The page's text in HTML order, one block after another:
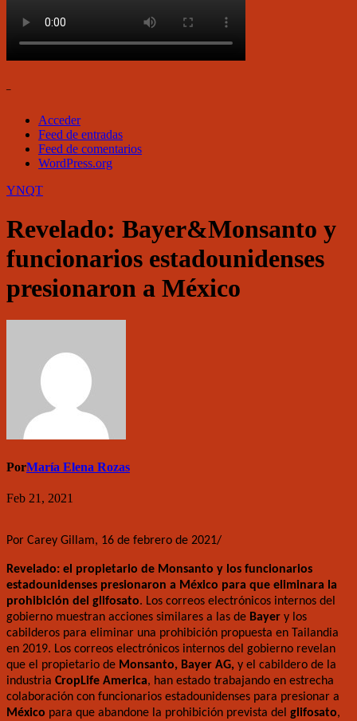
–
Acceder
Feed de entradas
Feed de comentarios
WordPress.org
YNQT
Revelado: Bayer&Monsanto y
funcionarios estadounidenses
presionaron a México
PorMaría Elena Rozas
Feb 21, 2021
Por Carey Gillam, 16 de febrero de 2021/
Revelado: el propietario de Monsanto y los funcionarios
estadounidenses presionaron a México para que eliminara la
prohibición del glifosato. Los correos electrónicos internos del
gobierno muestran acciones similares a las de Bayer y los
cabilderos para eliminar una prohibición propuesta en Tailandia
en 2019. Los correos electrónicos internos del gobierno revelan
que el propietario de Monsanto, Bayer AG, y el cabildero de la
industria CropLife America, han estado trabajando en estrecha
colaboración con funcionarios estadounidenses para presionar a
México para que abandone la prohibición prevista del glifosato,